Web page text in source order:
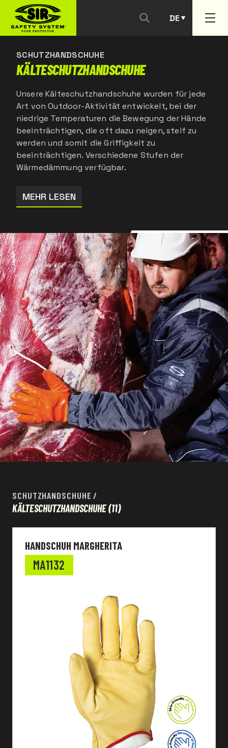
DE
PT
SCHUTZHANDSCHUHE
KÄLTESCHUTZHANDSCHUHE
Unsere Kälteschutzhandschuhe wurden für jede
Art von Outdoor-Aktivität entwickelt, bei der
niedrige Temperaturen die Bewegung der Hände
beeinträchtigen, die oft dazu neigen, steif zu
werden und somit die Griffigkeit zu
beeinträchtigen. Verschiedene Stufen der
Wärmedämmung verfügbar.
MEHR LESEN
SCHUTZHANDSCHUHE /
KÄLTESCHUTZHANDSCHUHE(11)
HANDSCHUH MARGHERITA
MA1132
KONTAKTIEREN SIE UNS